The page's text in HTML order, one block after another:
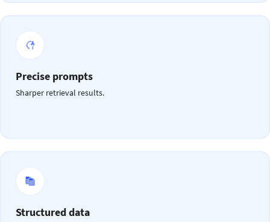
Precise prompts
Sharper retrieval results.
Structured data